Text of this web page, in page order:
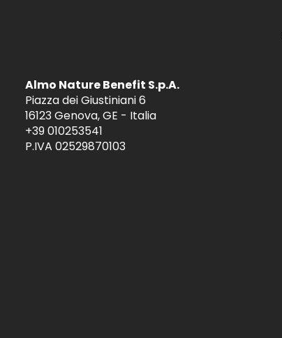
Almo Nature Benefit S.p.A.
Piazza dei Giustiniani 6
16123 Genova, GE - Italia
+39 010253541
P.IVA 02529870103